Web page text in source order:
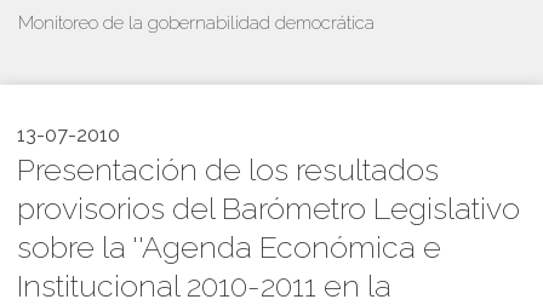
Monitoreo de la gobernabilidad democrática
13-07-2010
Presentación de los resultados
provisorios del Barómetro Legislativo
sobre la ''Agenda Económica e
Institucional 2010-2011 en la